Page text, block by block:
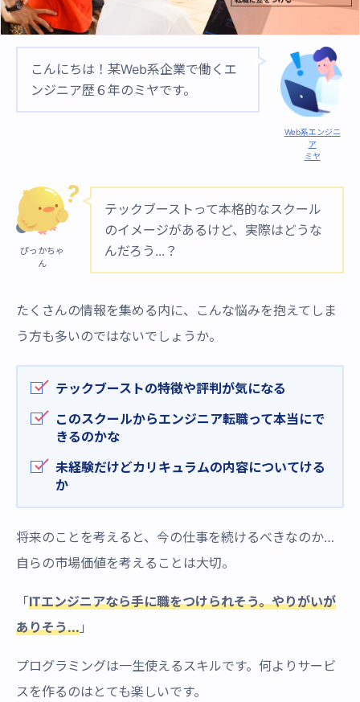
こんにちは！某Web系企業で働くエ
ンジニア歴６年のミヤです。
Web系エンジニ
ア
ミヤ
ぴっかちゃ
ん
テックブーストって本格的なスクール
のイメージがあるけど、実際はどうな
んだろう...？
たくさんの情報を集める内に、こんな悩みを抱えてしま
う方も多いのではないでしょうか。
テックブーストの特徴や評判が気になる
このスクールからエンジニア転職って本当にで
きるのかな
未経験だけどカリキュラムの内容についてける
か
将来のことを考えると、今の仕事を続けるべきなのか…
自らの市場価値を考えることは大切。
「ITエンジニアなら手に職をつけられそう。やりがいが
ありそう... 」
プログラミングは一生使えるスキルです。何よりサービ
スを作るのはとても楽しいです。